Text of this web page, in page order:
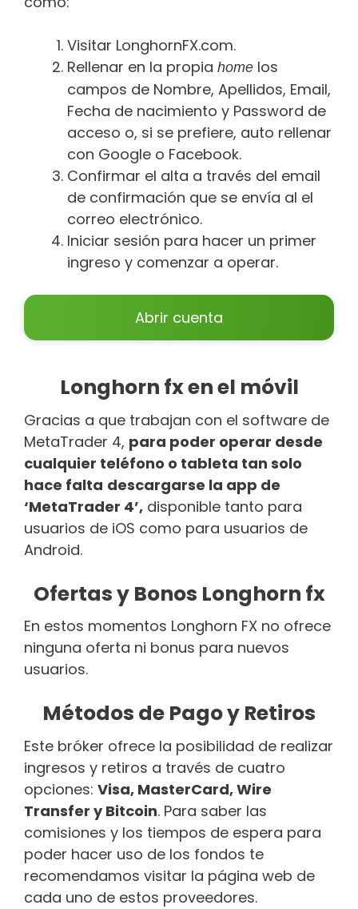
Visitar LonghornFX.com.
Rellenar en la propia home los
campos de Nombre, Apellidos, Email,
Fecha de nacimiento y Password de
acceso o, si se prefiere, auto rellenar
con Google o Facebook.
Confirmar el alta a través del email
de confirmación que se envía al el
correo electrónico.
Iniciar sesión para hacer un primer
ingreso y comenzar a operar.
Abrir cuenta
Longhorn fx en el móvil
Gracias a que trabajan con el software de
MetaTrader 4, para poder operar desde
cualquier teléfono o tableta tan solo
hace falta descargarse la app de
‘MetaTrader 4’, disponible tanto para
usuarios de iOS como para usuarios de
Android.
Ofertas y Bonos Longhorn fx
En estos momentos Longhorn FX no ofrece
ninguna oferta ni bonus para nuevos
usuarios.
Métodos de Pago y Retiros
Este bróker ofrece la posibilidad de realizar
ingresos y retiros a través de cuatro
opciones: Visa, MasterCard, Wire
Transfer y Bitcoin. Para saber las
comisiones y los tiempos de espera para
poder hacer uso de los fondos te
recomendamos visitar la página web de
cada uno de estos proveedores.